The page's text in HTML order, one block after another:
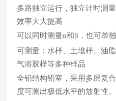
多路独立运行，独立计时测
效率大大提高
可以同时测量α和β，也可单
可测量：水样、土壤样、油
气溶胶样等多种样品
全铅结构铅室，采用多层复
度可测出极低水平的放射性。